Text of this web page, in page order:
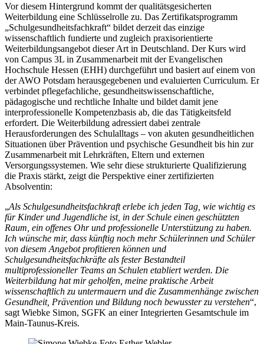
Vor diesem Hintergrund kommt der qualitätsgesicherten
Weiterbildung eine Schlüsselrolle zu. Das Zertifikatsprogramm
„Schulgesundheitsfachkraft“ bildet derzeit das einzige
wissenschaftlich fundierte und zugleich praxisorientierte
Weiterbildungsangebot dieser Art in Deutschland. Der Kurs wird
von Campus 3L in Zusammenarbeit mit der Evangelischen
Hochschule Hessen (EHH) durchgeführt und basiert auf einem von
der AWO Potsdam herausgegebenen und evaluierten Curriculum. Er
verbindet pflegefachliche, gesundheitswissenschaftliche,
pädagogische und rechtliche Inhalte und bildet damit jene
interprofessionelle Kompetenzbasis ab, die das Tätigkeitsfeld
erfordert. Die Weiterbildung adressiert dabei zentrale
Herausforderungen des Schulalltags – von akuten gesundheitlichen
Situationen über Prävention und psychische Gesundheit bis hin zur
Zusammenarbeit mit Lehrkräften, Eltern und externen
Versorgungssystemen. Wie sehr diese strukturierte Qualifizierung
die Praxis stärkt, zeigt die Perspektive einer zertifizierten
Absolventin:
„Als Schulgesundheitsfachkraft erlebe ich jeden Tag, wie wichtig es
für Kinder und Jugendliche ist, in der Schule einen geschützten
Raum, ein offenes Ohr und professionelle Unterstützung zu haben.
Ich wünsche mir, dass künftig noch mehr Schülerinnen und Schüler
von diesem Angebot profitieren können und
Schulgesundheitsfachkräfte als fester Bestandteil
multiprofessioneller Teams an Schulen etabliert werden. Die
Weiterbildung hat mir geholfen, meine praktische Arbeit
wissenschaftlich zu untermauern und die Zusammenhänge zwischen
Gesundheit, Prävention und Bildung noch bewusster zu verstehen“,
sagt Wiebke Simon, SGFK an einer Integrierten Gesamtschule im
Main-Taunus-Kreis.